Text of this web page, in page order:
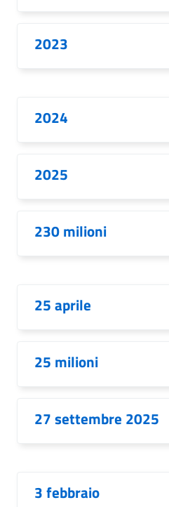
2023
2024
2025
230 milioni
25 aprile
25 milioni
27 settembre 2025
3 febbraio